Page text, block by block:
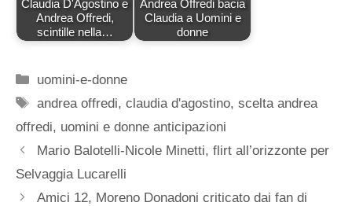
Claudia D'Agostino e
Andrea Offredi,
scintille nella…
Andrea Offredi bacia
Claudia a Uomini e
donne
Categorie
uomini-e-donne
Tag
andrea offredi,claudia d'agostino,scelta andrea
offredi, uomini e donne anticipazioni
Mario Balotelli-Nicole Minetti, flirt all’orizzonte per
Selvaggia Lucarelli
Amici 12, Moreno Donadoni criticato dai fan di